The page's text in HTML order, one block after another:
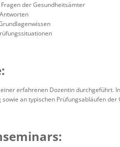
der Gesundheitsämter
erfahrenen Dozentin durchgeführt.
an typischen Prüfungsabläufen der